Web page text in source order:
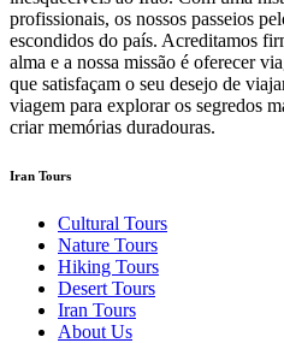
profissionais, os nossos passeios
escondidos do país. Acreditamos
alma e a nossa missão é oferecer
que satisfaçam o seu desejo de
viagem para explorar os segredos
criar memórias duradouras.
Iran Tours
Cultural Tours
Nature Tours
Hiking Tours
Desert Tours
Iran Tours
About Us